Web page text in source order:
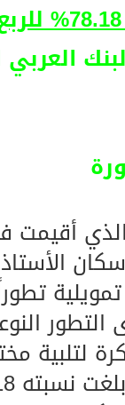
يخلف يايسله
2021 يتوج
ملتقى سكني
التطور
لتلبية